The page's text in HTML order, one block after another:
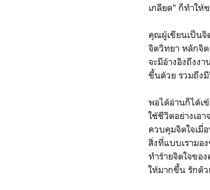
เกลียด" ก็ทำให้
คุณผู้เขียนเป็นจิ
จิตวิทยา หลักจิ
จะมีอ้างอิงถึงง
ขึ้นด้วย รวมถึงมี
พอได้อ่านก็ได้เ
ใช้ชีวิตอย่างเอ
ควบคุมจิตใจเมื่
สิ่งที่แบบเรามอ
ทำร้ายจิตใจขอ
ให้มากขึ้น รักตั